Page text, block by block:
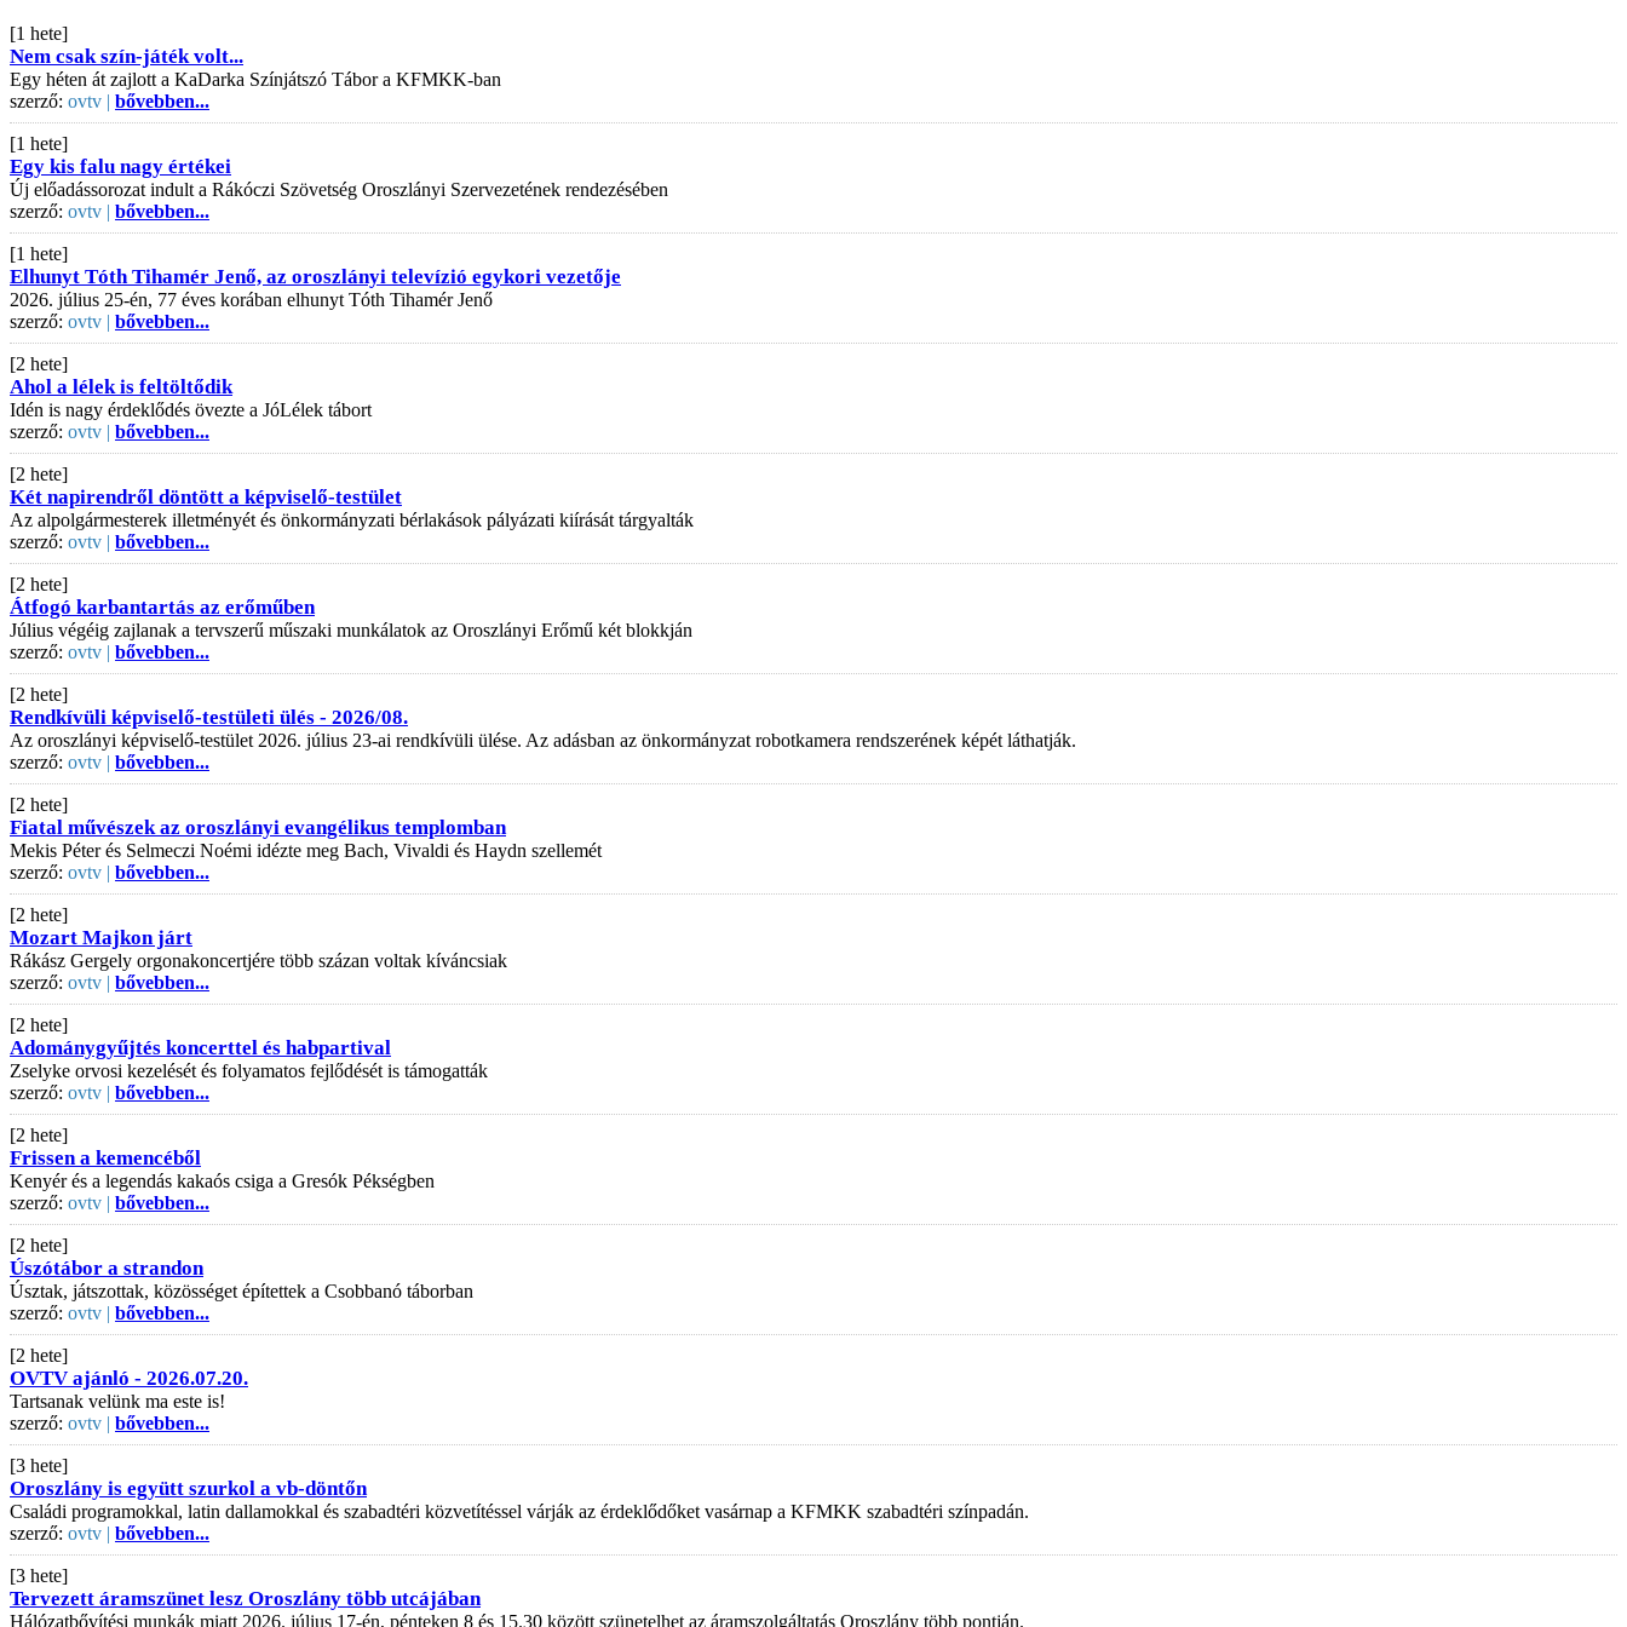
[1 hete]
Nem csak szín-játék volt...
Egy héten át zajlott a KaDarka Színjátszó Tábor a KFMKK-ban
szerző: ovtv | bővebben...
[1 hete]
Egy kis falu nagy értékei
Új előadássorozat indult a Rákóczi Szövetség Oroszlányi Szervezetének rendezésében
szerző: ovtv | bővebben...
[1 hete]
Elhunyt Tóth Tihamér Jenő, az oroszlányi televízió egykori vezetője
2026. július 25-én, 77 éves korában elhunyt Tóth Tihamér Jenő
szerző: ovtv | bővebben...
[2 hete]
Ahol a lélek is feltöltődik
Idén is nagy érdeklődés övezte a JóLélek tábort
szerző: ovtv | bővebben...
[2 hete]
Két napirendről döntött a képviselő-testület
Az alpolgármesterek illetményét és önkormányzati bérlakások pályázati kiírását tárgyalták
szerző: ovtv | bővebben...
[2 hete]
Átfogó karbantartás az erőműben
Július végéig zajlanak a tervszerű műszaki munkálatok az Oroszlányi Erőmű két blokkján
szerző: ovtv | bővebben...
[2 hete]
Rendkívüli képviselő-testületi ülés - 2026/08.
Az oroszlányi képviselő-testület 2026. július 23-ai rendkívüli ülése. Az adásban az önkormányzat robotkamera rendszerének képét láthatják.
szerző: ovtv | bővebben...
[2 hete]
Fiatal művészek az oroszlányi evangélikus templomban
Mekis Péter és Selmeczi Noémi idézte meg Bach, Vivaldi és Haydn szellemét
szerző: ovtv | bővebben...
[2 hete]
Mozart Majkon járt
Rákász Gergely orgonakoncertjére több százan voltak kíváncsiak
szerző: ovtv | bővebben...
[2 hete]
Adománygyűjtés koncerttel és habpartival
Zselyke orvosi kezelését és folyamatos fejlődését is támogatták
szerző: ovtv | bővebben...
[2 hete]
Frissen a kemencéből
Kenyér és a legendás kakaós csiga a Gresók Pékségben
szerző: ovtv | bővebben...
[2 hete]
Úszótábor a strandon
Úsztak, játszottak, közösséget építettek a Csobbanó táborban
szerző: ovtv | bővebben...
[2 hete]
OVTV ajánló - 2026.07.20.
Tartsanak velünk ma este is!
szerző: ovtv | bővebben...
[3 hete]
Oroszlány is együtt szurkol a vb-döntőn
Családi programokkal, latin dallamokkal és szabadtéri közvetítéssel várják az érdeklődőket vasárnap a KFMKK szabadtéri színpadán.
szerző: ovtv | bővebben...
[3 hete]
Tervezett áramszünet lesz Oroszlány több utcájában
Hálózatbővítési munkák miatt 2026. július 17-én, pénteken 8 és 15.30 között szünetelhet az áramszolgáltatás Oroszlány több pontján.